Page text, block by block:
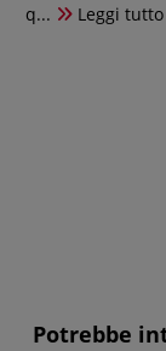
q...
Leggi tutto
Potrebbe